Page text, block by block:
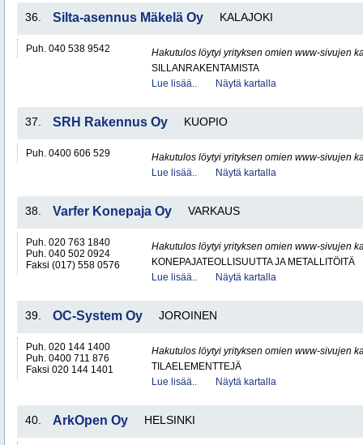
36. Silta-asennus Mäkelä Oy KALAJOKI
Puh. 040 538 9542
Hakutulos löytyi yrityksen omien www-sivujen
SILLANRAKENTAMISTA
Lue lisää..
Näytä kartalla
37. SRH Rakennus Oy KUOPIO
Puh. 0400 606 529
Hakutulos löytyi yrityksen omien www-sivujen
Lue lisää..
Näytä kartalla
38. Varfer Konepaja Oy VARKAUS
Puh. 020 763 1840
Puh. 040 502 0924
Faksi (017) 558 0576
Hakutulos löytyi yrityksen omien www-sivujen
KONEPAJATEOLLISUUTTA JA METALLITÖITÄ
Lue lisää..
Näytä kartalla
39. OC-System Oy JOROINEN
Puh. 020 144 1400
Puh. 0400 711 876
Faksi 020 144 1401
Hakutulos löytyi yrityksen omien www-sivujen
TILAELEMENTTEJÄ
Lue lisää..
Näytä kartalla
40. ArkOpen Oy HELSINKI